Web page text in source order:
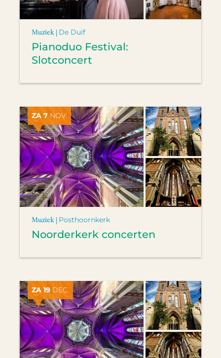
Muziek | De Duif
Pianoduo Festival:
Slotconcert
ZA 7 NOV.
Muziek | Posthoornkerk
Noorderkerk concerten
ZA 19 DEC.